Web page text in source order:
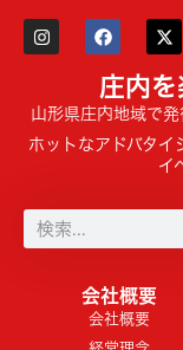
庄内
山形県庄内地域で
ホットなアドバタイ
イ
会社概要
会社概要